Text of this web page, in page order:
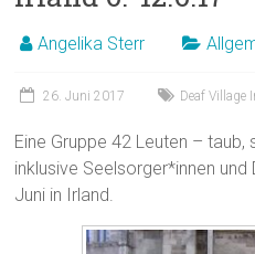
Angelika Sterr
26. Juni 2017 Deaf Village
Eine Gruppe 42 Leuten – taub,
inklusive Seelsorger*innen
Juni in Irland.